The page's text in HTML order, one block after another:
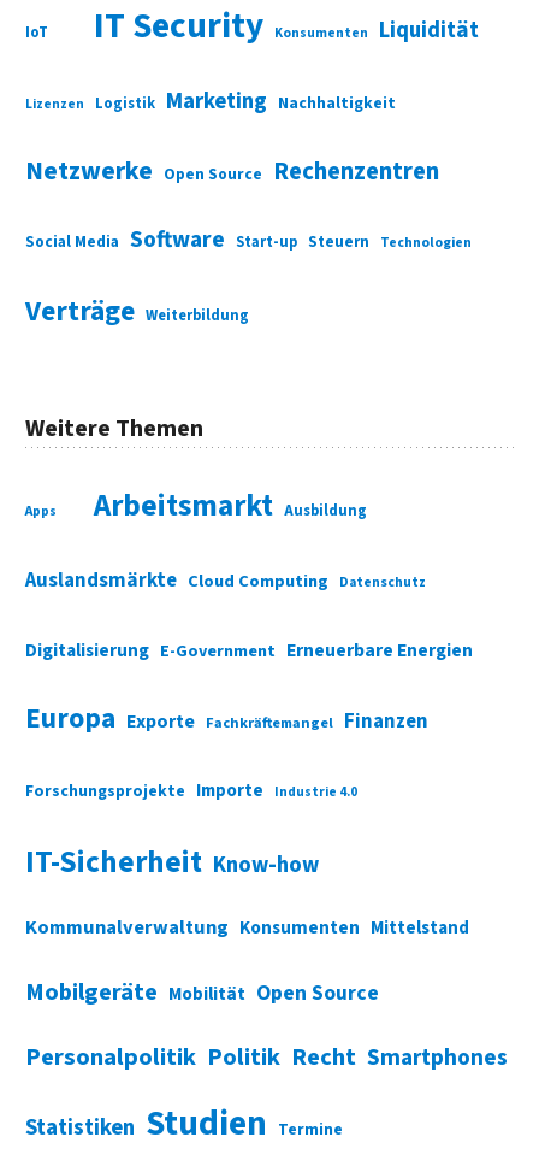
IoT IT Security Konsumenten Liquidität
Lizenzen Logistik Marketing Nachhaltigkeit
Netzwerke Open Source Rechenzentren
Social Media Software Start-up Steuern Technologien
Verträge Weiterbildung
Weitere Themen
Apps Arbeitsmarkt Ausbildung
Auslandsmärkte Cloud Computing Datenschutz
Digitalisierung E-Government Erneuerbare Energien
Europa Exporte Fachkräftemangel Finanzen
Forschungsprojekte Importe Industrie 4.0
IT-Sicherheit Know-how
Kommunalverwaltung Konsumenten Mittelstand
Mobilgeräte Mobilität Open Source
Personalpolitik Politik Recht Smartphones
Statistiken Studien Termine